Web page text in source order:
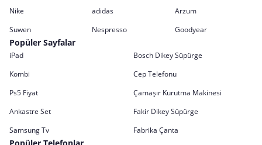
Nike adidas
Arzum
Suwen
Nespresso Goodyear
Popüler Sayfalar
iPad
Bosch Dikey Süpürge
Kombi
Cep Telefonu
Ps5 Fiyat
Çamaşır Kurutma Makinesi
Ankastre Set
Fakir Dikey Süpürge
Samsung Tv
Fabrika Çanta